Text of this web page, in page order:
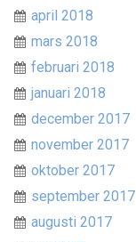
april 2018
mars 2018
februari 2018
januari 2018
december 2017
november 2017
oktober 2017
september 2017
augusti 2017